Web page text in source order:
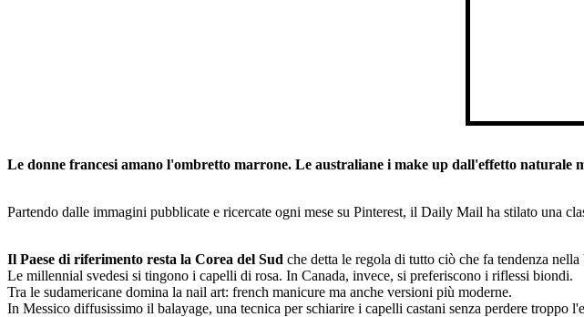
Le donne francesi amano l'ombretto marrone. Le australiane i make up dall'effetto naturale
Partendo dalle immagini pubblicate e ricercate ogni mese su Pinterest, il Daily Mail ha stilato una
Il Paese di riferimento resta la Corea del Sud che detta le regola di tutto ciò che fa tendenza
Le millennial svedesi si tingono i capelli di rosa. In Canada, invece, si preferiscono i riflessi biondi.
Tra le sudamericane domina la nail art: french manicure ma anche versioni più moderne.
In Messico diffusissimo il balayage, una tecnica per schiarire i capelli castani senza perdere troppo